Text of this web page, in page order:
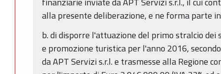
alla presente deliberazione, e ne forma parte
b. di disporre l'attuazione del primo stralcio
e promozione turistica per l'anno 2016,
da APT Servizi s.r.l. e trasmesse alla Regione